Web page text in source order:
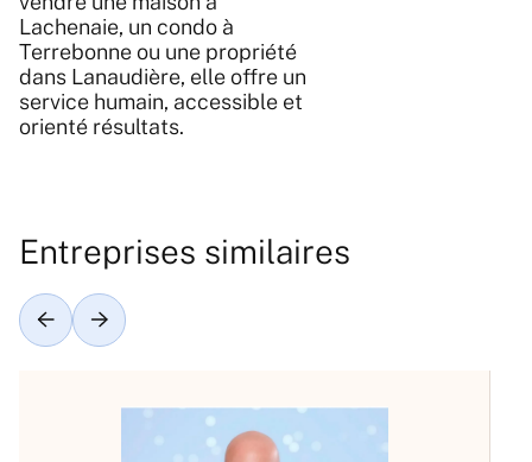
Lachenaie, un condo à
Terrebonne ou une propriété
dans Lanaudière, elle offre un
service humain, accessible et
orienté résultats.
Entreprises similaires